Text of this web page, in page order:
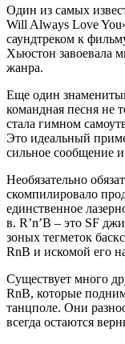
Один из самых
Will Always Love
саундтреком к
Хьюстон завоевала
жанра.
Еще один
командная песня не
стала гимном
Это идеальный
сильное сообщение
Необязательно
скомпилировало
единственное
в. R’n’B – это SF
зоных тегметок
RnB и искомой его
Существует много
RnB, которые
танцполе. Они
всегда остаются